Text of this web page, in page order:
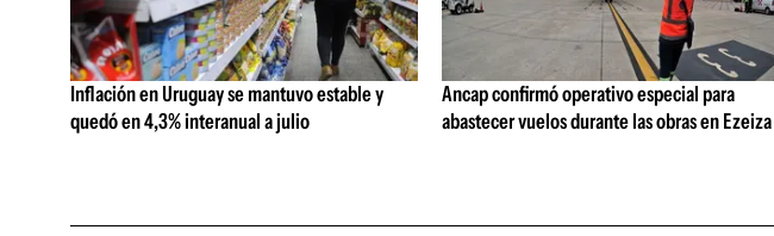
Inflación en Uruguay se mantuvo estable y
quedó en 4,3% interanual a julio
Ancap confirmó operativo especial para
abastecer vuelos durante las obras en Ezeiza